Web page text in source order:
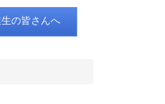
の皆さんへ